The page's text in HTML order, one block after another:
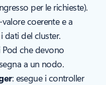
per le richieste).
coerente e a
dati del cluster.
Pod che devono
a un nodo.
: esegue i controller